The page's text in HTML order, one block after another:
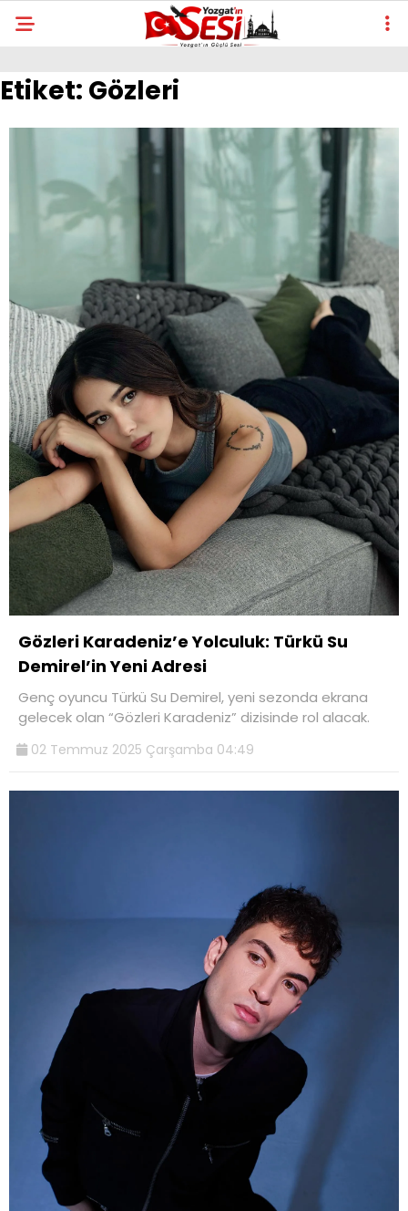
Etiket: Gözleri
Gözleri Karadeniz’e Yolculuk: Türkü Su
Demirel’in Yeni Adresi
Genç oyuncu Türkü Su Demirel, yeni sezonda ekrana
gelecek olan “Gözleri Karadeniz” dizisinde rol alacak.
02 Temmuz 2025 Çarşamba 04:49